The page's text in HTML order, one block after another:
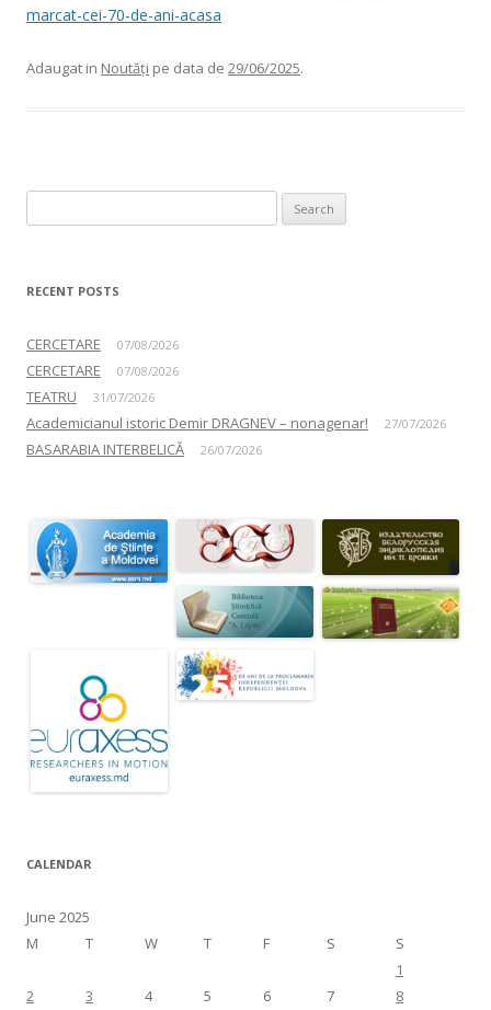
marcat-cei-70-de-ani-acasa
Adaugat in Noutăți pe data de 29/06/2025.
RECENT POSTS
CERCETARE 07/08/2026
CERCETARE 07/08/2026
TEATRU 31/07/2026
Academicianul istoric Demir DRAGNEV – nonagenar! 27/07/2026
BASARABIA INTERBELICĂ 26/07/2026
CALENDAR
June 2025
M
T W T F S S
1
2
3 4 5 6 7
8